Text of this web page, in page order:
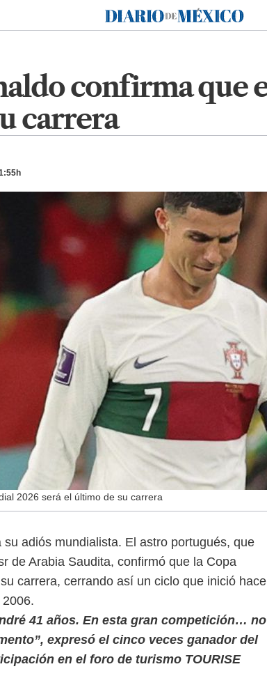
Diario de México
confirma que
carrera
2026 será el último de su carrera
adiós mundialista. El astro portugués, que
de Arabia Saudita, confirmó que la Copa
carrera, cerrando así un ciclo que inició hace
41 años. En esta gran competición… no
expresó el cinco veces ganador del
en el foro de turismo TOURISE